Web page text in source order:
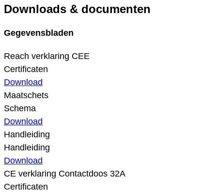
Downloads & documenten
Gegevensbladen
Reach verklaring CEE
Certificaten
Download
Maatschets
Schema
Download
Handleiding
Handleiding
Download
CE verklaring Contactdoos 32A
Certificaten